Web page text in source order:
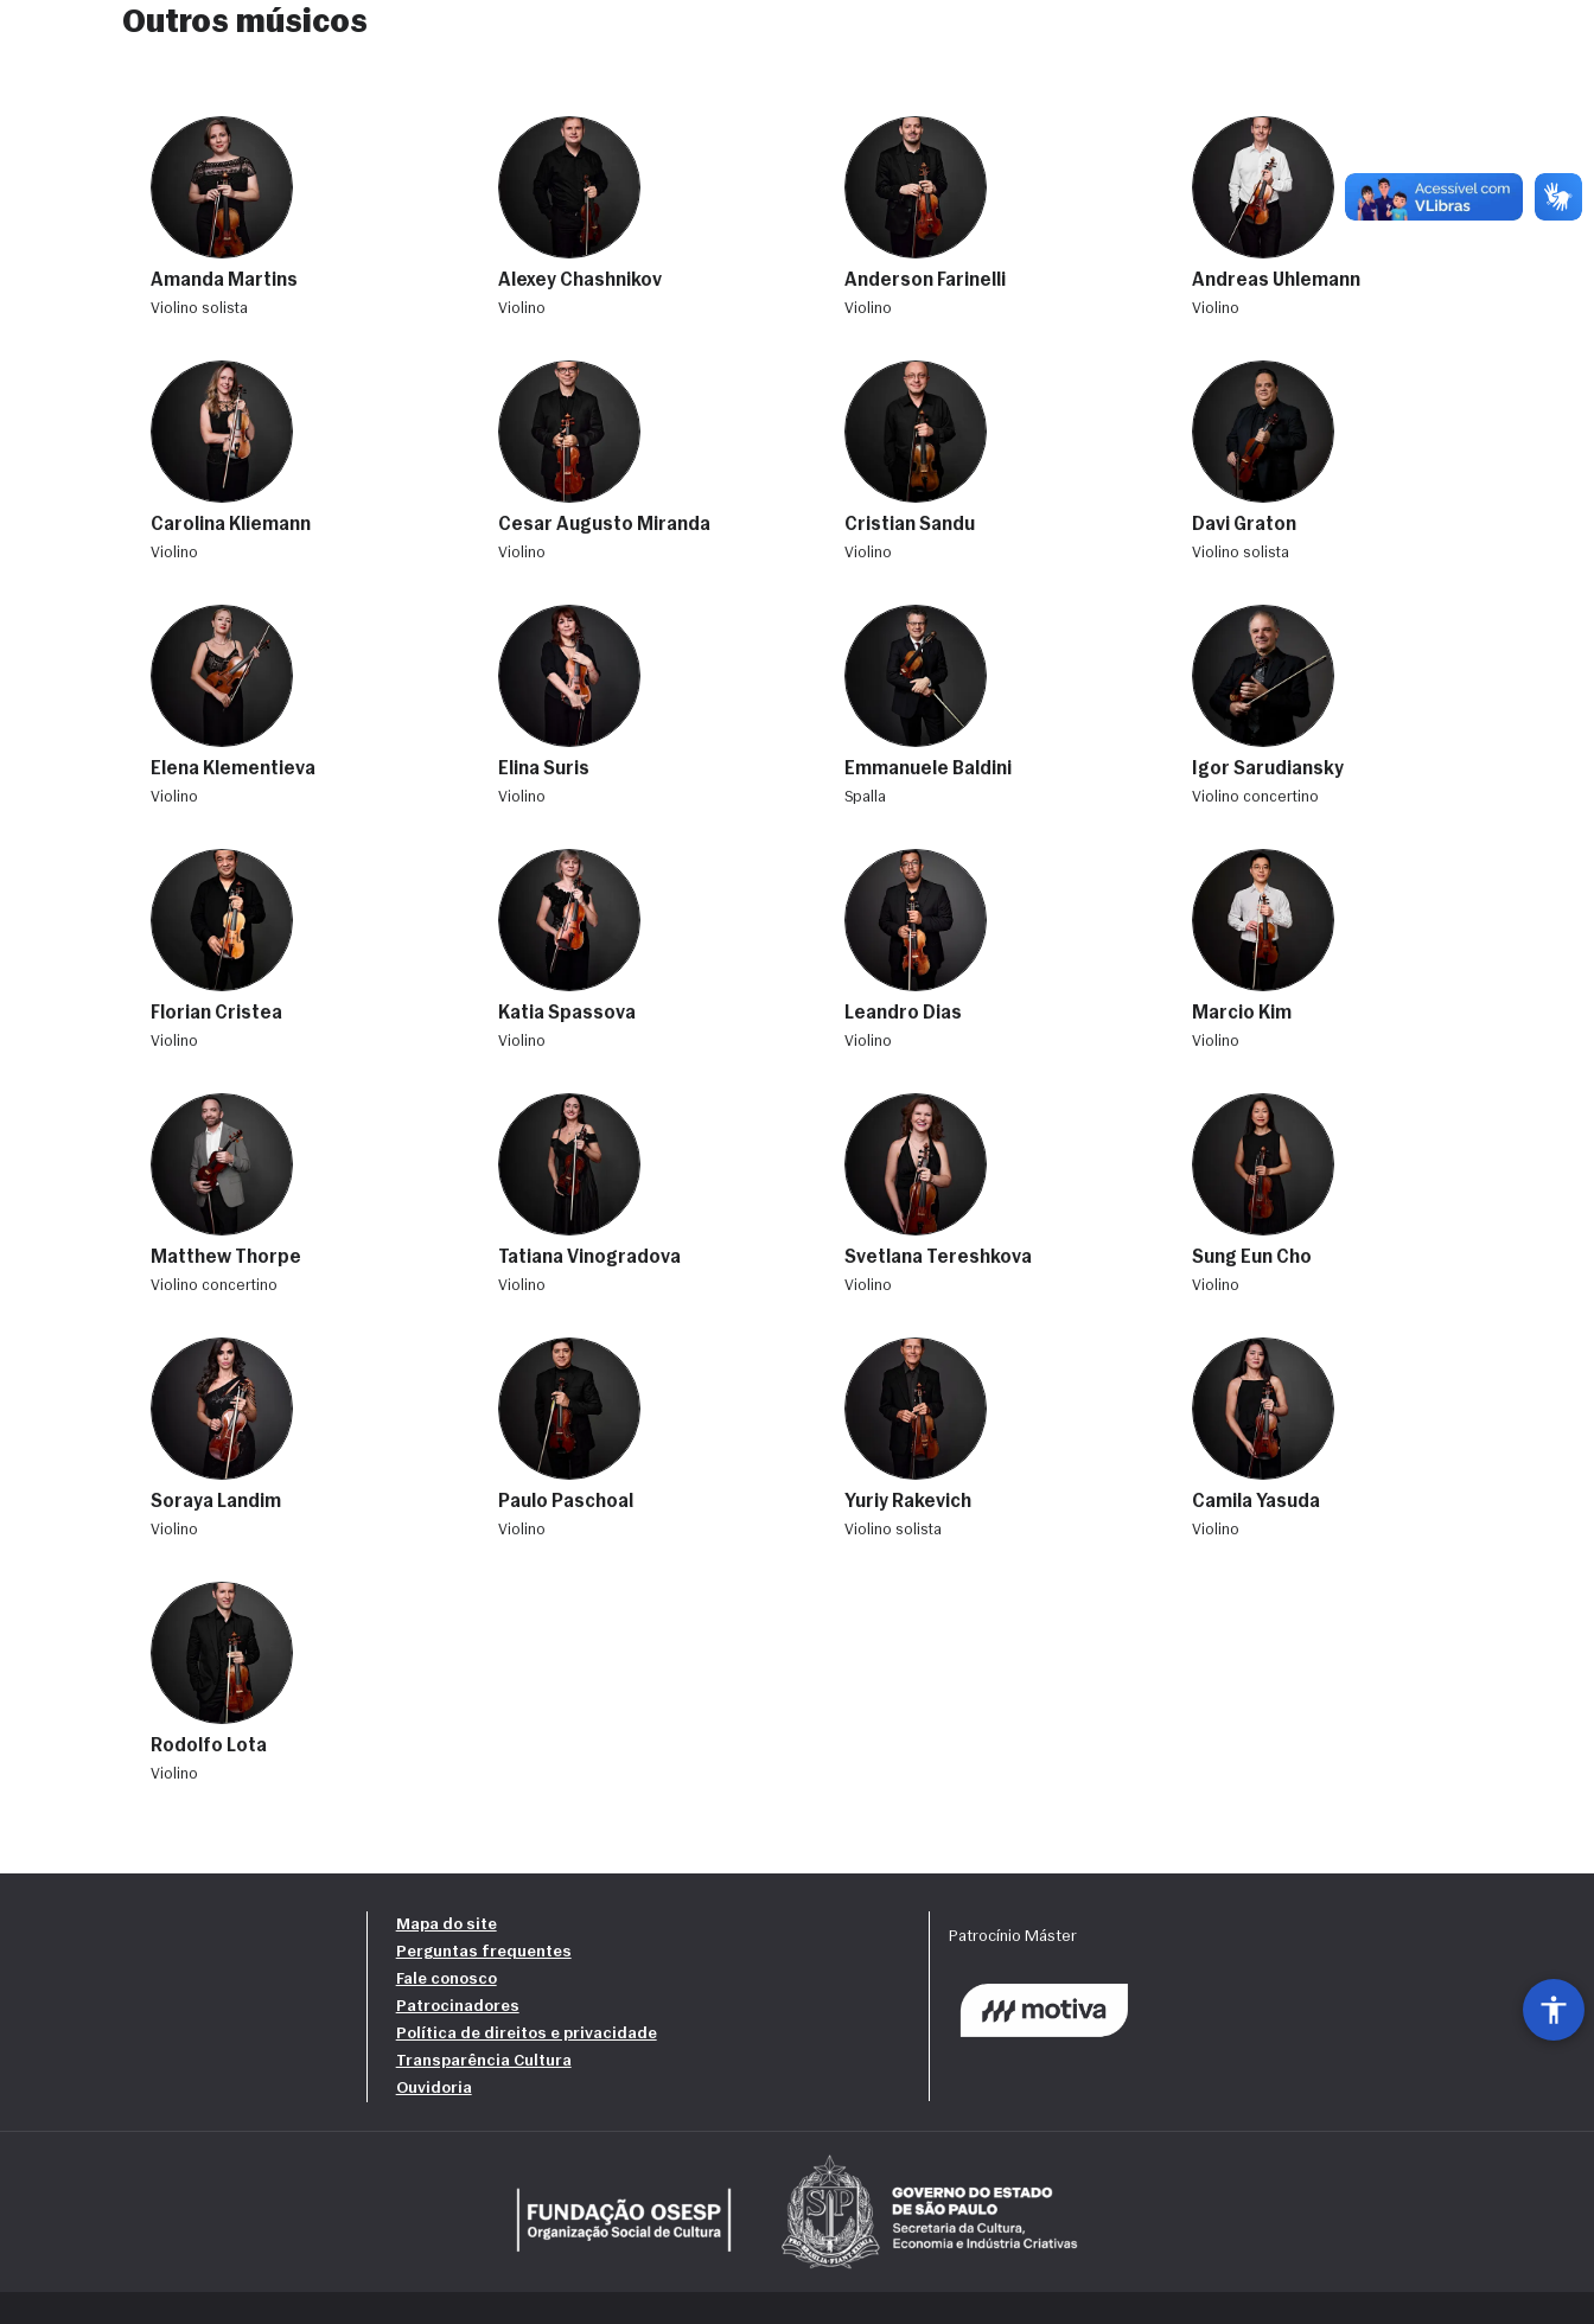
Outros músicos
Amanda Martins
violino solista
Alexey Chashnikov
violino
Anderson Farinelli
violino
Andreas Uhlemann
violino
Carolina Kliemann
violino
Cesar Augusto Miranda
violino
Cristian Sandu
violino
Davi Graton
violino solista
Elena Klementieva
violino
Elina Suris
violino
Emmanuele Baldini
spalla
Igor Sarudiansky
violino concertino
Florian Cristea
violino
Katia Spassova
violino
Leandro Dias
violino
Marcio Kim
violino
Matthew Thorpe
violino concertino
Tatiana Vinogradova
violino
Svetlana Tereshkova
violino
Sung Eun Cho
violino
Soraya Landim
violino
Paulo Paschoal
violino
Yuriy Rakevich
violino solista
Camila Yasuda
violino
Rodolfo Lota
violino
Mapa do site
Perguntas frequentes
Fale conosco
Patrocinadores
Política de direitos e privacidade
Transparência Cultura
Ouvidoria